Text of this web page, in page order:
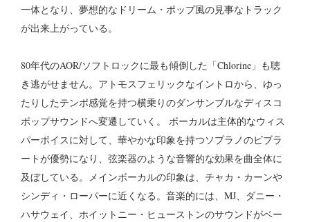
一体となり、夢想的なドリーム・ポップ風の見事なトラック
が出来上がっている。
80年代のAOR/ソフトロックに最も傾倒した「Chlorine」も聴
き逃がせません。アトモスフェリックなイントロから、ゆっ
たりしたテンポ感覚を持つ横乗りのダンサンブルなディスコ
ポップサウンドへ変遷していく。 ボーカルは主体的なウィス
パーボイスに対して、華やかな印象を持つソプラノのビブラ
ートが優勢になり、弦楽器のような音響的な効果を曲全体に
及ぼしている。メインボーカルの印象は、チャカ・カーンや
シンディ・ローパーに近くなる。音楽的には、MJ、ダニー・
ハサウェイ、ホイットニー・ヒューストンのサウンドがベー